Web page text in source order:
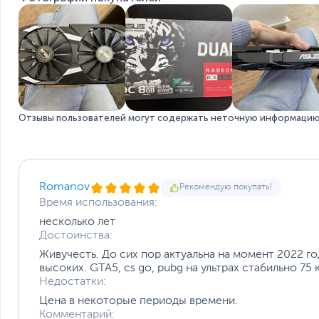
Размеры и вес
Длина видеокарты, мм
Упаковка
Размер упаковки (Ш х В х Г)
Вес с упаковкой
Срок гарантии (мес.)
Если вы заметили ошибку или неточность в описании товара,
Xарактеристики, комплект поставки и внешний вид данного
без отражения в каталоге интернет-магазина.
Отзывы пользователей могут содержать неточную
Romanov Рекомендую покупать!
Время использования:
несколько лет
Достоинства:
Живучесть. До сих пор актуальна на момент 2022
высоких. GTA5, cs go, pubg на ультрах стабильно 75
Недостатки:
Цена в некоторые периоды времени.
Комментарий: